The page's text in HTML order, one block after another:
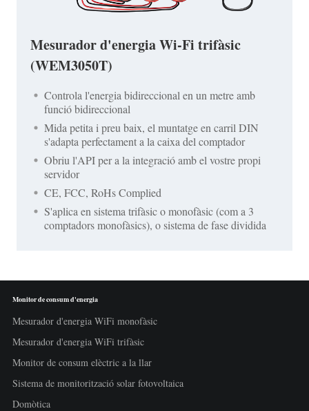
Mesurador d'energia Wi-Fi trifàsic
(WEM3050T)
Controla l'energia bidireccional en un metre amb
funció bidireccional
Mida petita i preu baix, el muntatge en carril DIN
s'adapta perfectament a la caixa del comptador
Obriu l'API per a la integració amb el vostre propi
servidor
CE, FCC, RoHs Complied
S'aplica en sistema trifàsic o monofàsic (com a 3
comptadors monofàsics), o sistema de fase dividida
Monitor de consum d'energia
Mesurador d'energia WiFi monofàsic
Mesurador d'energia WiFi trifàsic
Monitor de consum elèctric a la llar
Sistema de monitorització solar fotovoltaica
Domòtica